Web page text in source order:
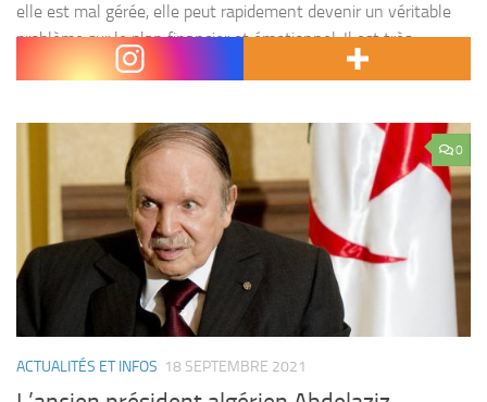
elle est mal gérée, elle peut rapidement devenir un véritable
problème sur le plan financier et émotionnel. Il est très
important de réagir...
0
ACTUALITÉS ET INFOS 18 SEPTEMBRE 2021